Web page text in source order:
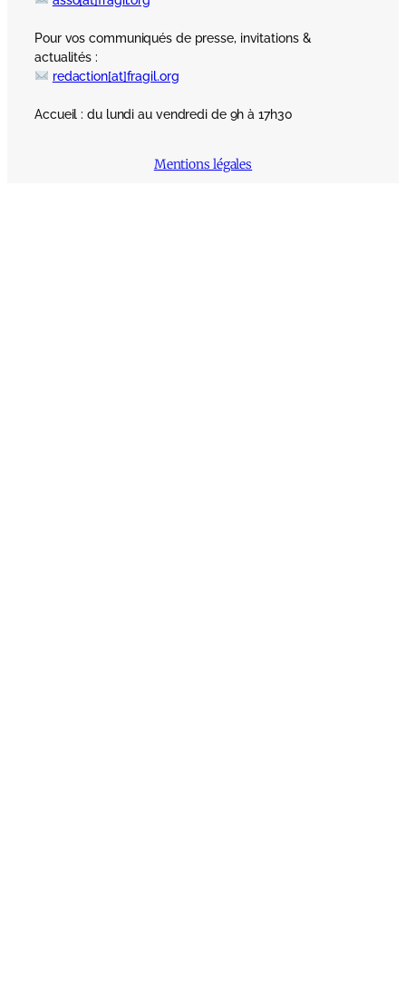
Pour vos communiqués de presse, invitations &
actualités :
redaction[at]fragil.org
Accueil : du lundi au vendredi de 9h à 17h30
Mentions légales